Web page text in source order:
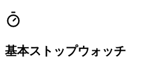
基本ストップウォッチ